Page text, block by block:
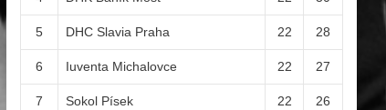
5 DHC Slavia Praha 22 28
6 Iuventa Michalovce 22 27
7 Sokol Písek 22 26